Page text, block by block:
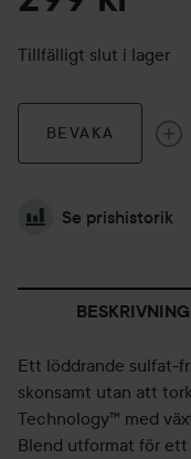
Tillfälligt slut i lager
BEVAKA
Se prishistorik
BESKRIVNING
Ett löddrande sulfat-
skonsamt utan att
Technology™ med
Blend utformat för